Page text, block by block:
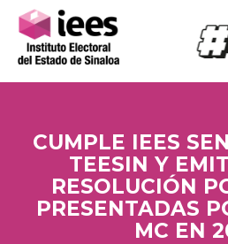
CUMPLE IEES
TEESIN Y
RESOLUCIÓN
PRESENTADAS
MC EN